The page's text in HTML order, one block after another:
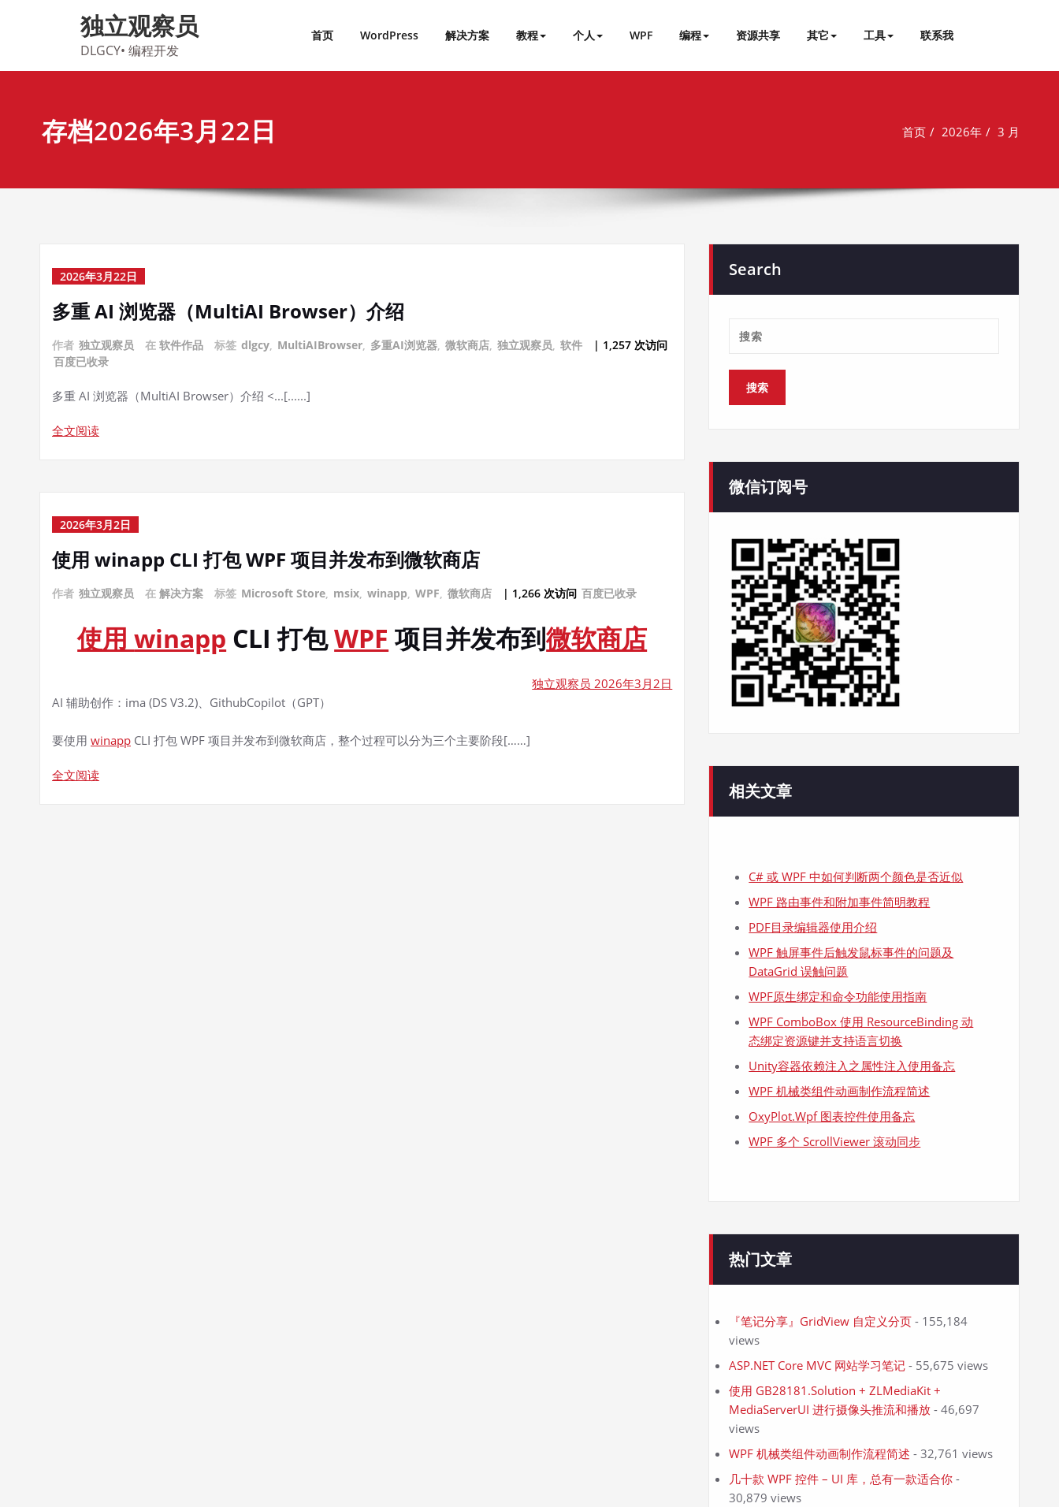
独立观察员
DLGCY• 编程开发
首页 WordPress 解决方案 教程 个人 WPF 编程 资源共享 其它 工具 联系我
存档2026年3月22日 首页 2026年 3 月
2026年3月22日
多重 AI 浏览器（MultiAI Browser）介绍
作者 独立观察员 在 软件作品 标签 dlgcy, MultiAIBrowser, 多重AI浏览器, 微软商店, 独立观察员, 软件
| 1,257 次访问
百度已收录
多重 AI 浏览器（MultiAI Browser）介绍 <...[......]
全文阅读
2026年3月2日
使用 winapp CLI 打包 WPF 项目并发布到微软商店
作者 独立观察员 在 解决方案 标签 Microsoft Store, msix, winapp, WPF, 微软商店 | 1,266 次访问 百度已收录
使用winapp CLI 打包WPF 项目并发布到微软商店
独立观察员 2026年3月2日
AI 辅助创作：ima (DS V3.2)、GithubCopilot（GPT）
要使用 winapp CLI 打包 WPF 项目并发布到微软商店，整个过程可以分为三个主要阶段[……]
全文阅读
Search
微信订阅号
相关文章
C# 或 WPF 中如何判断两个颜色是否近似
WPF 路由事件和附加事件简明教程
PDF目录编辑器使用介绍
WPF 触屏事件后触发鼠标事件的问题及
DataGrid 误触问题
WPF原生绑定和命令功能使用指南
WPF ComboBox 使用 ResourceBinding 动
态绑定资源键并支持语言切换
Unity容器依赖注入之属性注入使用备忘
WPF 机械类组件动画制作流程简述
OxyPlot.Wpf 图表控件使用备忘
WPF 多个 ScrollViewer 滚动同步
热门文章
『笔记分享』GridView 自定义分页 - 155,184
views
ASP.NET Core MVC 网站学习笔记 - 55,675 views
使用 GB28181.Solution + ZLMediaKit +
MediaServerUI 进行摄像头推流和播放 - 46,697
views
WPF 机械类组件动画制作流程简述 - 32,761 views
几十款 WPF 控件 – UI 库，总有一款适合你 -
30,879 views